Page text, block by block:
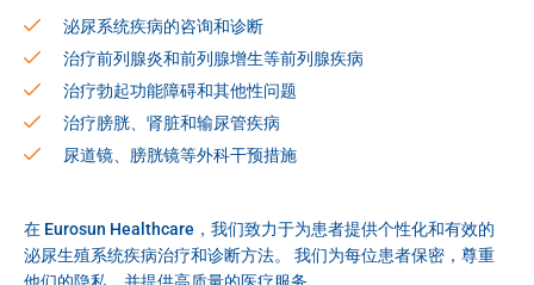
泌尿系统疾病的咨询和诊断
治疗前列腺炎和前列腺增生等前列腺疾病
治疗勃起功能障碍和其他性问题
治疗膀胱、肾脏和输尿管疾病
尿道镜、膀胱镜等外科干预措施
在 Eurosun Healthcare，我们致力于为患者提供个性化和有效的
泌尿生殖系统疾病治疗和诊断方法。 我们为每位患者保密，尊重
他们的隐私，并提供高质量的医疗服务。